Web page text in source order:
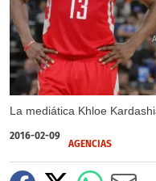
La mediática Khloe
2016-02-09
AGENCIAS